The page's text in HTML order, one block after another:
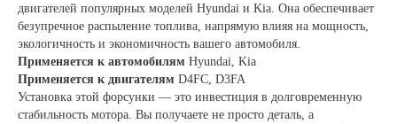
двигателей популярных моделей Hyundai и Kia. Она обеспечивает
безупречное распыление топлива, напрямую влияя на мощность,
экологичность и экономичность вашего автомобиля.
Применяется к автомобилям Hyundai, Kia
Применяется к двигателям D4FC, D3FA
Установка этой форсунки — это инвестиция в долговременную
стабильность мотора. Вы получаете не просто деталь, а